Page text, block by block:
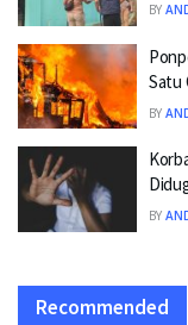
BY
Satu
BY
BY
Recommended